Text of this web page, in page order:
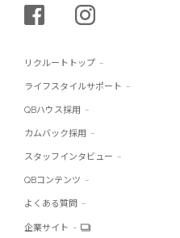
シェアする
リクルートトップ
ライフスタイルサポート
QBハウス採用
カムバック採用
スタッフインタビュー
QBコンテンツ
よくある質問
企業サイト